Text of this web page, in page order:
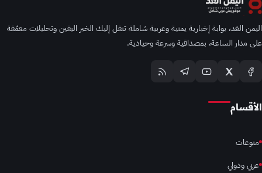
اليمن الغد، بوابة إخبارية يمنية وعربية شاملة تنقل إليك الخبر اليقين وتحليلات معمّقة
على مدار الساعة، بمصداقية وسرعة وحيادية.
الأقسام
منوعات
عربي ودولي